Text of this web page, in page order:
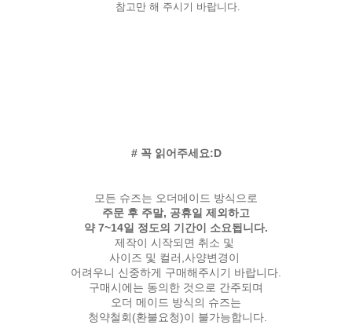
참고만 해 주시기 바랍니다.
# 꼭 읽어주세요:D
모든 슈즈는 오더메이드 방식으로
주문 후 주말, 공휴일 제외하고
약 7~14일 정도의 기간이 소요됩니다.
제작이 시작되면 취소 및
사이즈 및 컬러,사양변경이
어려우니 신중하게 구매해주시기 바랍니다.
구매시에는 동의한 것으로 간주되며
오더 메이드 방식의 슈즈는
청약철회(환불요청)이 불가능합니다.